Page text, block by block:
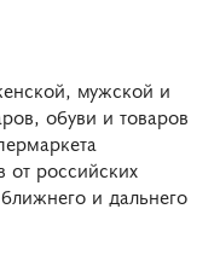
мужской и
обуви и товаров
от российских
и дальнего